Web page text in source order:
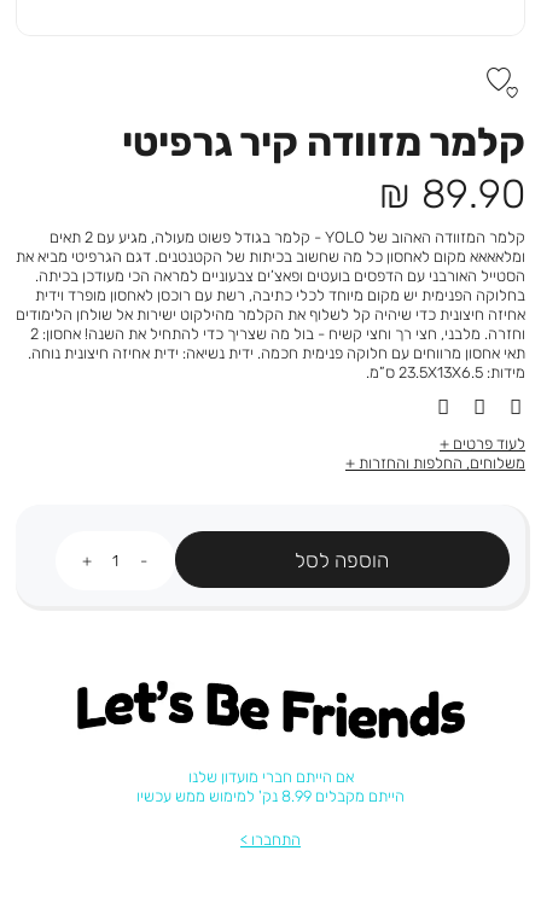
קלמר מזוודה קיר גרפיטי
מחיר
מוצר
89.90 ₪
קלמר המזוודה האהוב של YOLO - קלמר בגודל פשוט מעולה, מגיע עם 2 תאים
ומלאאאא מקום לאחסון כל מה שחשוב בכיתות של הקטנטנים. דגם הגרפיטי מביא את
הסטייל האורבני עם הדפסים בועטים ופאצ’ים צבעוניים למראה הכי מעודכן בכיתה.
בחלוקה הפנימית יש מקום מיוחד לכלי כתיבה, רשת עם רוכסן לאחסון מופרד וידית
אחיזה חיצונית כדי שיהיה קל לשלוף את הקלמר מהילקוט ישירות אל שולחן הלימודים
וחזרה. מלבני, חצי רך וחצי קשיח - בול מה שצריך כדי להתחיל את השנה! אחסון: 2
תאי אחסון מרווחים עם חלוקה פנימית חכמה. ידית נשיאה: ידית אחיזה חיצונית נוחה.
מידות: 23.5X13X6.5 ס”מ.
לעוד פרטים
משלוחים, החלפות והחזרות
הוספה לסל
Let's be friends
אם הייתם חברי מועדון שלנו
הייתם מקבלים 8.99 נק' למימוש ממש עכשיו
התחברו